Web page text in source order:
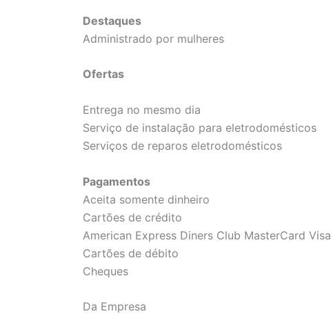
Destaques
Administrado por mulheres
Ofertas
Entrega no mesmo dia
Serviço de instalação para eletrodomésticos
Serviços de reparos eletrodomésticos
Pagamentos
Aceita somente dinheiro
Cartões de crédito
American Express Diners Club MasterCard Visa
Cartões de débito
Cheques
Da Empresa